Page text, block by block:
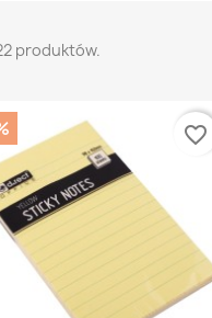
produktów.
favorite_border